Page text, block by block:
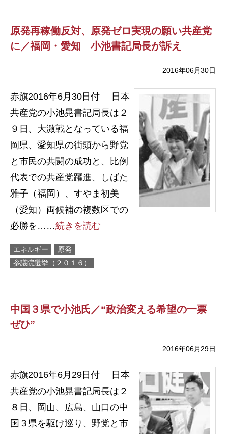
原発再稼働反対、原発ゼロ実現の願い共産党
に／福岡・愛知 小池書記局長が訴え
2016年06月30日
赤旗2016年6月30日付 日本
共産党の小池晃書記局長は２
９日、大激戦となっている福
岡県、愛知県の街頭から野党
と市民の共闘の成功と、比例
代表での共産党躍進、しばた
雅子（福岡）、すやま初美
（愛知）両候補の複数区での
必勝を……続きを読む
エネルギー
原発
参議院選挙（２０１６）
中国３県で小池氏／“政治変える希望の一票
ぜひ”
2016年06月29日
赤旗2016年6月29日付 日本
共産党の小池晃書記局長は２
８日、岡山、広島、山口の中
国３県を駆け巡り、野党と市